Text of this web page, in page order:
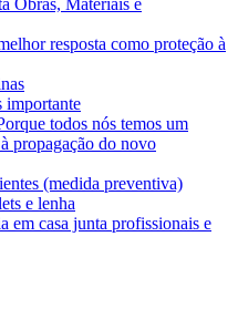
resposta como proteção à
importante
todos nós temos um
propagação do novo
(medida preventiva)
e lenha
em casa junta profissionais e